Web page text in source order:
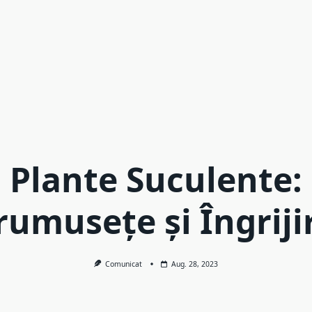
Plante Suculente:
și
Comunicat Aug. 28, 2023